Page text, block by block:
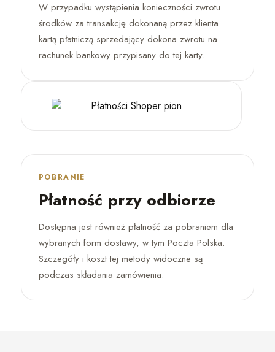
W przypadku wystąpienia konieczności zwrotu
środków za transakcję dokonaną przez klienta
kartą płatniczą sprzedający dokona zwrotu na
rachunek bankowy przypisany do tej karty.
POBRANIE
Płatność przy odbiorze
Dostępna jest również płatność za pobraniem dla
wybranych form dostawy, w tym Poczta Polska.
Szczegóły i koszt tej metody widoczne są
podczas składania zamówienia.